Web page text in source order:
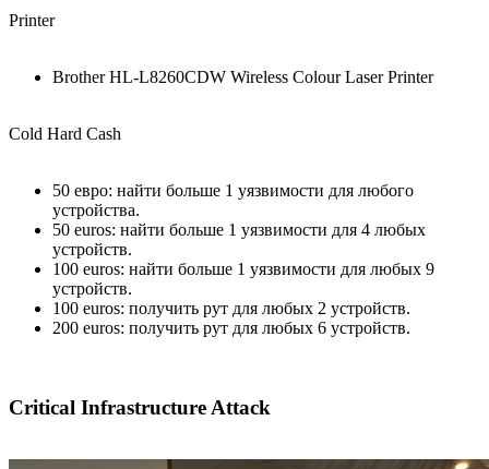
Printer
Brother HL-L8260CDW Wireless Colour Laser Printer
Cold Hard Cash
50 евро: найти больше 1 уязвимости для любого
устройства.
50 euros: найти больше 1 уязвимости для 4 любых
устройств.
100 euros: найти больше 1 уязвимости для любых 9
устройств.
100 euros: получить рут для любых 2 устройств.
200 euros: получить рут для любых 6 устройств.
Critical Infrastructure Attack